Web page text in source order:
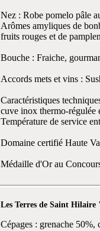
Nez : Robe pomelo pâle
Arômes amyliques de
fruits rouges et de
Bouche : Fraiche,
Accords mets et vins :
Caractéristiques
cuve inox thermo-régulée
Température de service
Domaine certifié Haute
Médaille d'Or au
Les Terres de Saint
Cépages : grenache